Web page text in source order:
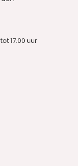
17.00 uur